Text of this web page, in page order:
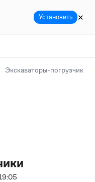
Экскаваторы-погрузчики
Установить ✕